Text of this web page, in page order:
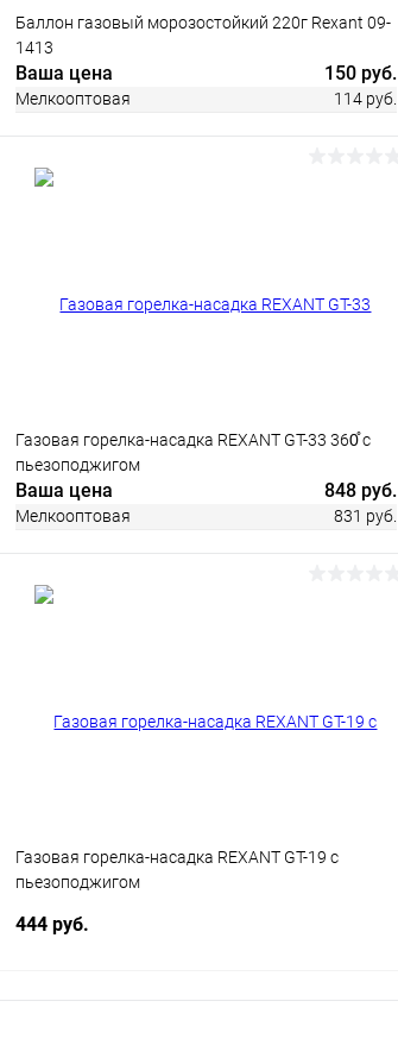
Баллон газовый морозостойкий 220г Rexant 09-
1413
Ваша цена 150 руб.
Мелкооптовая 114 руб.
Газовая горелка-насадка REXANT GT-33 360̊ с
пьезоподжигом
Ваша цена 848 руб.
Мелкооптовая 831 руб.
Газовая горелка-насадка REXANT GT-19 с
пьезоподжигом
444 руб.